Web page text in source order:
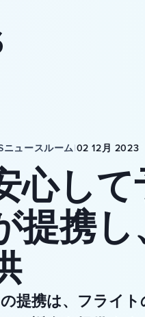
ニュースルーム 02 12月 2023
心して
提携し
提携は、フライ